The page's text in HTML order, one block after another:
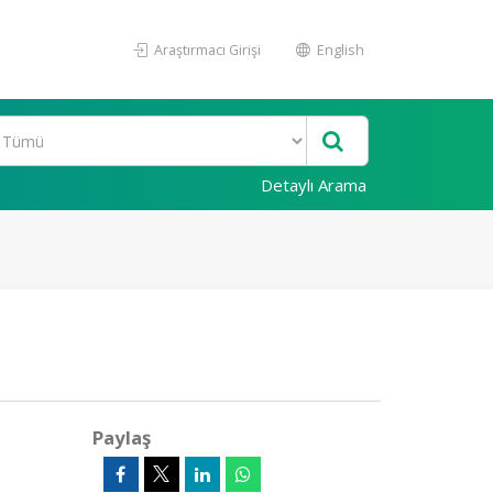
Araştırmacı Girişi English
Detaylı Arama
Paylaş